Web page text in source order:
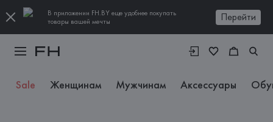
В приложении FH.BY еще удобнее покупать
товары вашей мечты
Перейти
Sale Женщинам Мужчинам Аксессуары